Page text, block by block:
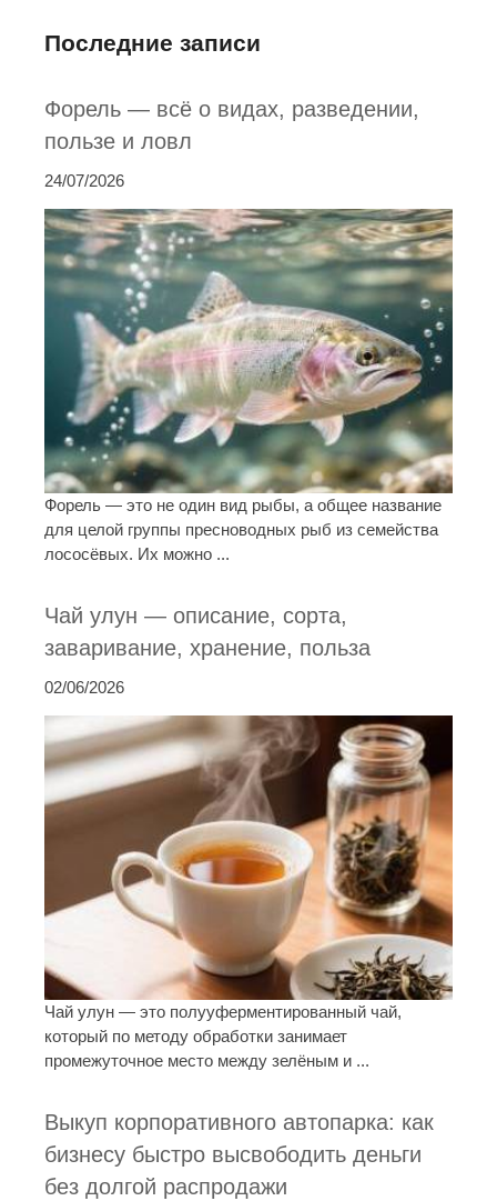
Последние записи
Форель — всё о видах, разведении,
пользе и ловл
24/07/2026
Форель — это не один вид рыбы, а общее название
для целой группы пресноводных рыб из семейства
лососёвых. Их можно ...
Чай улун — описание, сорта,
заваривание, хранение, польза
02/06/2026
Чай улун — это полууферментированный чай,
который по методу обработки занимает
промежуточное место между зелёным и ...
Выкуп корпоративного автопарка: как
бизнесу быстро высвободить деньги
без долгой распродажи